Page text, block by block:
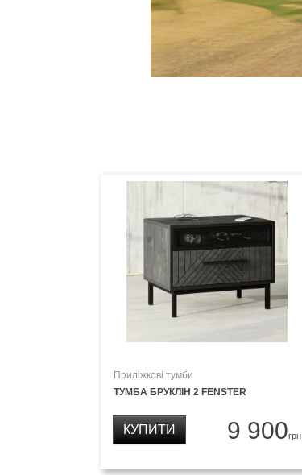
Приліжкові тумби
ТУМБА БРУКЛІН 2 FENSTER
9 900грн
КУПИТИ